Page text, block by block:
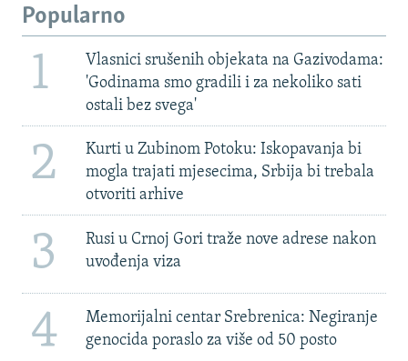
Popularno
1
Vlasnici srušenih objekata na Gazivodama:
'Godinama smo gradili i za nekoliko sati
ostali bez svega'
2
Kurti u Zubinom Potoku: Iskopavanja bi
mogla trajati mjesecima, Srbija bi trebala
otvoriti arhive
3
Rusi u Crnoj Gori traže nove adrese nakon
uvođenja viza
4
Memorijalni centar Srebrenica: Negiranje
genocida poraslo za više od 50 posto